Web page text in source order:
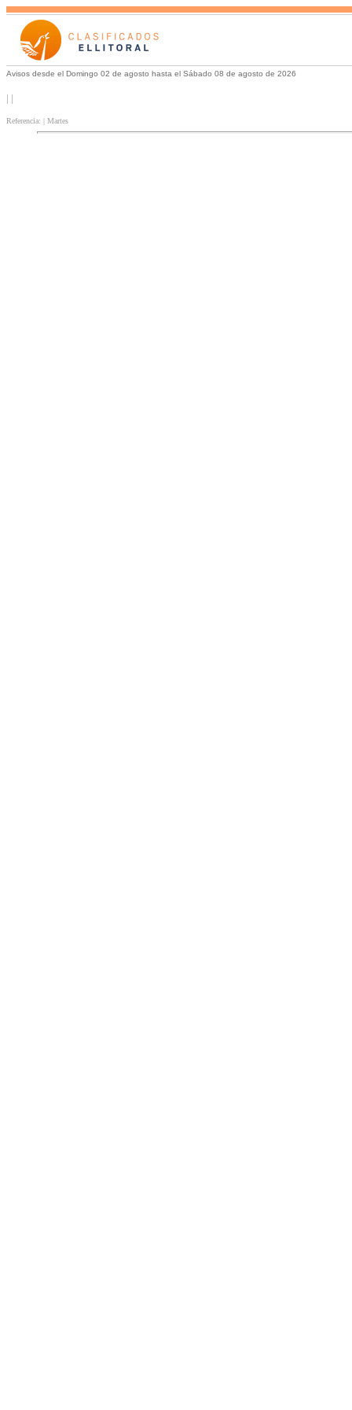
Avisos desde el Domingo 02 de agosto hasta el Sábado 08 de agosto de 2026
| |
Referencia: | Martes